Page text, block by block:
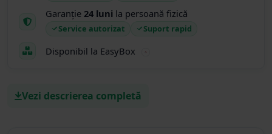
Garanție 24 luni la persoană fizică
Service autorizat Suport rapid
Disponibil la EasyBox
Vezi descrierea completă